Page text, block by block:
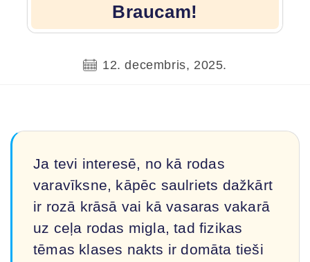
Braucam!
12. decembris, 2025.
Ja tevi interesē, no kā rodas
varavīksne, kāpēc saulriets dažkārt
ir rozā krāsā vai kā vasaras vakarā
uz ceļa rodas migla, tad fizikas
tēmas klases nakts ir domāta tieši